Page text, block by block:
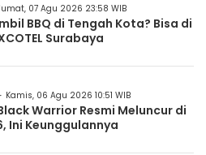
07 Agu 2026 23:58 WIB
BBQ di Tengah Kota? Bisa di
Surabaya
Kamis, 06 Agu 2026 10:51 WIB
Warrior Resmi Meluncur di
Ini Keunggulannya